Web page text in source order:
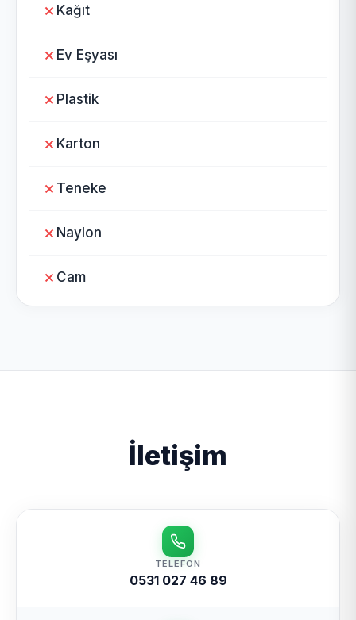
Kağıt
Ev Eşyası
Plastik
Karton
Teneke
Naylon
Cam
İletişim
TELEFON
0531 027 46 89